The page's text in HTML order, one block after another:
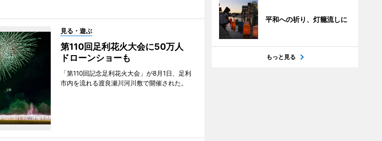
見る・遊ぶ
第110回足利花火大会に50万人
ドローンショーも
「第110回記念足利花火大会」が8月1日、足利
市内を流れる渡良瀬川河川敷で開催された。
平和への祈り、灯籠流しに
もっと見る